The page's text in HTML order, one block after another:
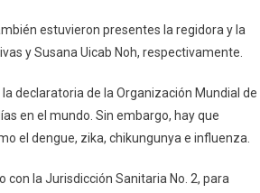
estuvieron presentes la regidora y la
y Susana Uicab Noh, respectivamente.
declaratoria de la Organización Mundial de
en el mundo. Sin embargo, hay que
el dengue, zika, chikungunya e influenza.
la Jurisdicción Sanitaria No. 2, para